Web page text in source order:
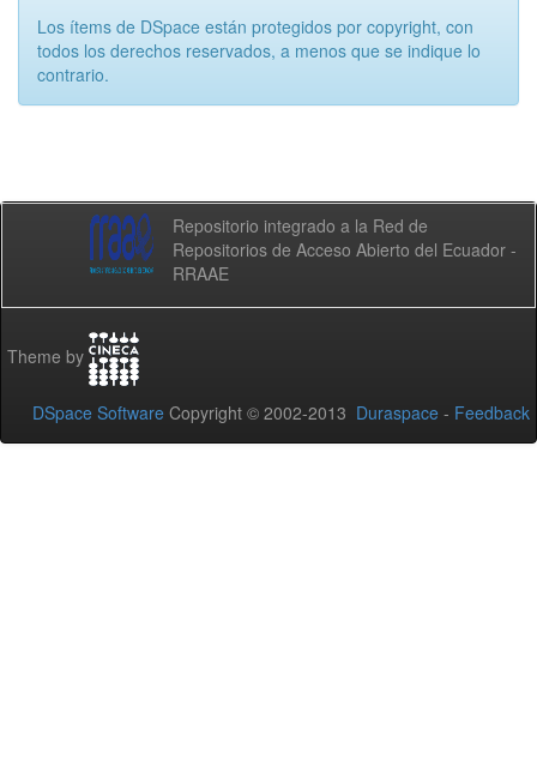
Los ítems de DSpace están protegidos por copyright, con
todos los derechos reservados, a menos que se indique lo
contrario.
Repositorio integrado a la Red de
Repositorios de Acceso Abierto del Ecuador -
RRAAE
Theme by
DSpace Software Copyright © 2002-2013 Duraspace - Feedback